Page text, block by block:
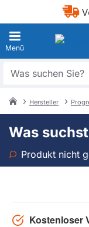
Was
Sie?
Hersteller
Was
Produkt nicht
Kostenloser